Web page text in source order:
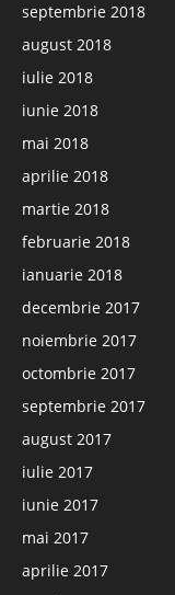
septembrie 2018
august 2018
iulie 2018
iunie 2018
mai 2018
aprilie 2018
martie 2018
februarie 2018
ianuarie 2018
decembrie 2017
noiembrie 2017
octombrie 2017
septembrie 2017
august 2017
iulie 2017
iunie 2017
mai 2017
aprilie 2017